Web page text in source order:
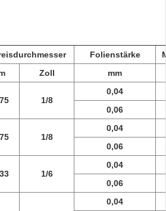
Folienstärke
Zoll mm
1/8
0,04
0,06
1/8
0,04
0,06
1/6
0,04
0,06
0,04